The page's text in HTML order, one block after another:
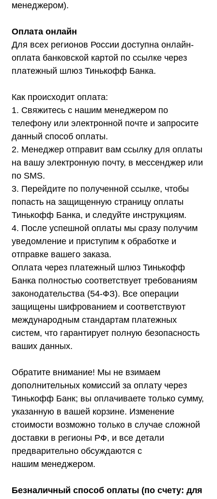
менеджером).
Оплата онлайн
Для всех регионов России доступна онлайн-
оплата банковской картой по ссылке через
платежный шлюз Тинькофф Банка.
Как происходит оплата:
1. Свяжитесь с нашим менеджером по
телефону или электронной почте и запросите
данный способ оплаты.
2. Менеджер отправит вам ссылку для оплаты
на вашу электронную почту, в мессенджер или
по SMS.
3. Перейдите по полученной ссылке, чтобы
попасть на защищенную страницу оплаты
Тинькофф Банка, и следуйте инструкциям.
4. После успешной оплаты мы сразу получим
уведомление и приступим к обработке и
отправке вашего заказа.
Оплата через платежный шлюз Тинькофф
Банка полностью соответствует требованиям
законодательства (54-ФЗ). Все операции
защищены шифрованием и соответствуют
международным стандартам платежных
систем, что гарантирует полную безопасность
ваших данных.
Обратите внимание! Мы не взимаем
дополнительных комиссий за оплату через
Тинькофф Банк; вы оплачиваете только сумму,
указанную в вашей корзине. Изменение
стоимости возможно только в случае сложной
доставки в регионы РФ, и все детали
предварительно обсуждаются с
нашим менеджером.
Безналичный способ оплаты (по счету: для
Мы являемся
дилером ГК «Штиль"
Телефон:
8 (800) 444-75-17
Почта:
info@shtil-stab.ru
Оставьте заявку на подбор
стабилизатора или ИБП и наши
менеджеры помогут вам подобрать
подходящий вариант
Оставить заявку